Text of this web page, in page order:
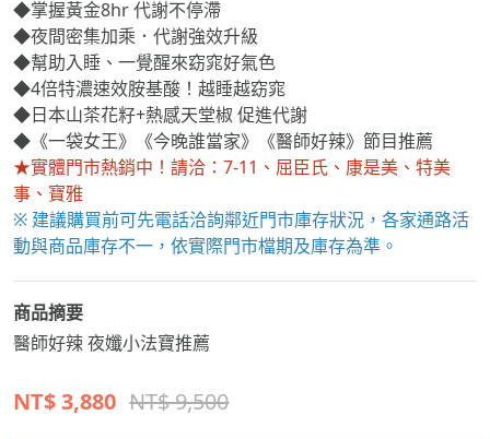
◆夜間密集加乘．代謝強效升級
◆幫助入睡、一覺醒來窈窕好氣色
◆4倍特濃速效胺基酸！越睡越窈窕
◆日本山茶花籽+熱感天堂椒 促進代謝
◆《一袋女王》《今晚誰當家》《醫師好辣》節目推薦
★實體門市熱銷中！請洽：7-11、屈臣氏、康是美、特美
事、寶雅
※ 建議購買前可先電話洽詢鄰近門市庫存狀況，各家通路活
動與商品庫存不一，依實際門市檔期及庫存為準。
商品摘要
醫師好辣 夜孅小法寶推薦